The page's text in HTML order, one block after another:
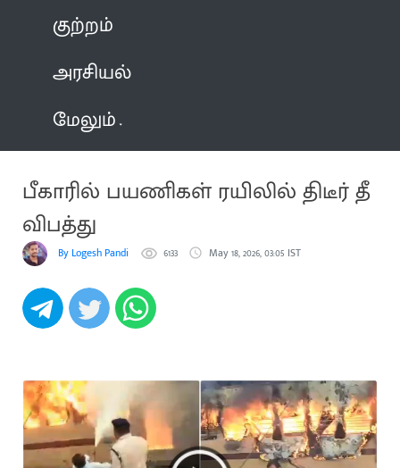
குற்றம்
அரசியல்
மேலும்
பீகாரில் பயணிகள் ரயிலில் திடீர் தீ
விபத்து
By Logesh Pandi 6133 May 18, 2026, 03:05 IST